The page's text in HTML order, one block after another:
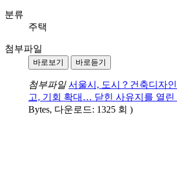
분류
주택
첨부파일
바로보기 바로듣기
첨부파일 서울시, 도시？건축디자
고, 기회 확대… 닫힌 사유지를 열린
Bytes, 다운로드: 1325 회 )